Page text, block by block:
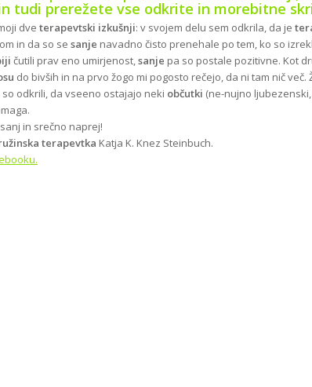
tudi prerežete vse odkrite in morebitne
dve terapevtski izkušnji: v svojem delu sem odkrila, da je
in da so se sanje navadno čisto prenehale po tem, ko so
čutili prav eno umirjenost,sanje pa so postale pozitivne. Kot
do bivših in na prvo žogo mi pogosto rečejo, da ni tam nič
so odkrili, da vseeno ostajajo neki občutki (ne-nujno
in srečno naprej!
terapevtka Katja K. Knez Steinbuch.